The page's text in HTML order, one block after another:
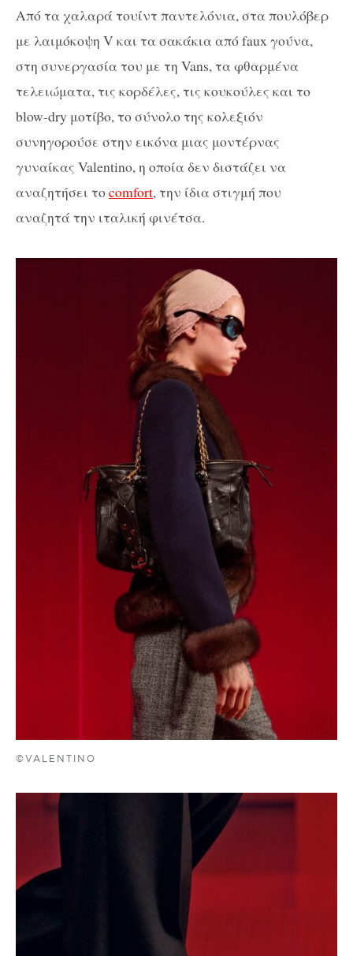
Από τα χαλαρά τουίντ παντελόνια, στα πουλόβερ
με λαιμόκοψη V και τα σακάκια από faux γούνα,
στη συνεργασία του με τη Vans, τα φθαρμένα
τελειώματα, τις κορδέλες, τις κουκούλες και το
blow-dry μοτίβο, το σύνολο της κολεξιόν
συνηγορούσε στην εικόνα μιας μοντέρνας
γυναίκας Valentino, η οποία δεν διστάζει να
αναζητήσει τοcomfort, την ίδια στιγμή που
αναζητά την ιταλική φινέτσα.
©VALENTINO